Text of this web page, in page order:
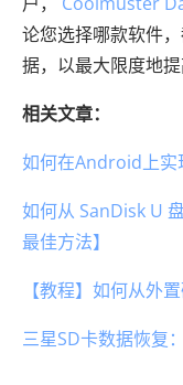
论您选择哪款软件
据，以最大限度地
相关文章：
如何在Android上实
如何从 SanDisk U
最佳方法】
【教程】如何从外
三星SD卡数据恢复